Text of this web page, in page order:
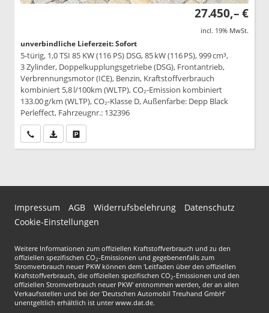
27.450,– €
incl. 19% MwSt.
unverbindliche Lieferzeit: Sofort
5-türig, 1,0 TSI 85 KW (116 PS) DSG, 85 kW (116 PS), 999 cm³,
3 Zylinder, Doppelkupplungsgetriebe (DSG), Frontantrieb,
Verbrennungsmotor (ICE), Benzin, Kraftstoffverbrauch
kombiniert 5,8 l/100km (WLTP), CO₂-Emission kombiniert
133.00 g/km (WLTP), CO₂-Klasse D, Außenfarbe: Depp Black
Perleffect, Fahrzeugnr.: 132396
Wir rufen Sie anPDF-Datei, Fahrzeugexposé drucken
Impressum AGB Widerrufsbelehrung
Datenschutz
Cookie-Einstellungen
Weitere Informationen zum offiziellen Kraftstoffverbrauch und zu den
offiziellen spezifischen CO2-Emissionen und gegebenenfalls zum
Stromverbrauch neuer PKW können dem 'Leitfaden über den offiziellen
Kraftstoffverbrauch, die offiziellen spezifischen CO2-Emissionen und den
offiziellen Stromverbrauch neuer PKW' entnommen werden, der an allen
Verkaufsstellen und bei der 'Deutschen Automobil Treuhand GmbH'
unentgeltlich erhältlich ist unter www.dat.de.